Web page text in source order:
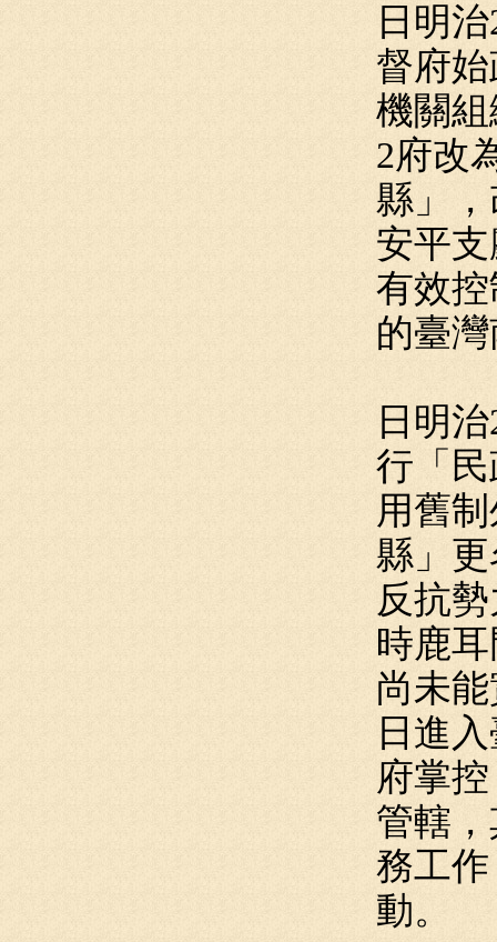
日明
督府
機關
2府改
縣」
安平
有效
的臺
日明
行「
用舊
縣」
反抗
時鹿
尚未
日進
府掌
管轄
務工
動。